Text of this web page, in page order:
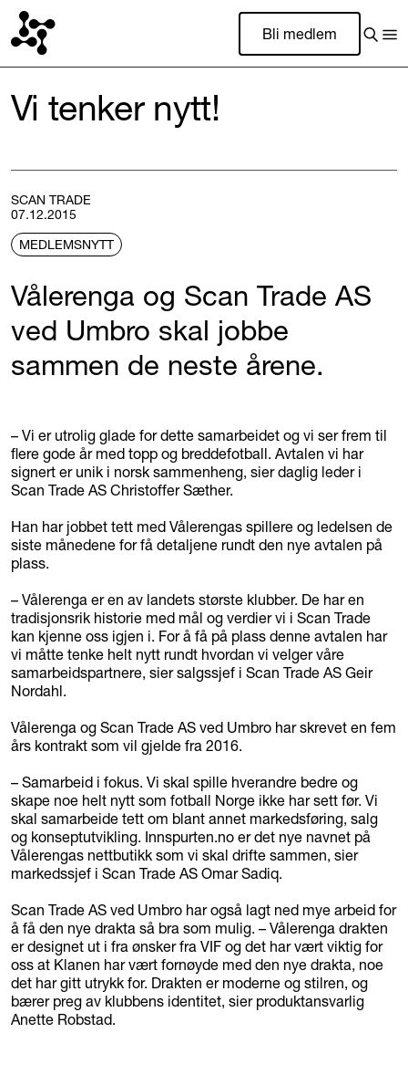
Bli medlem
Vi tenker nytt!
SCAN TRADE
07.12.2015
MEDLEMSNYTT
Vålerenga og Scan Trade AS
ved Umbro skal jobbe
sammen de neste årene.
– Vi er utrolig glade for dette samarbeidet og vi ser frem til
flere gode år med topp og breddefotball. Avtalen vi har
signert er unik i norsk sammenheng, sier daglig leder i
Scan Trade AS Christoffer Sæther.
Han har jobbet tett med Vålerengas spillere og ledelsen de
siste månedene for få detaljene rundt den nye avtalen på
plass.
– Vålerenga er en av landets største klubber. De har en
tradisjonsrik historie med mål og verdier vi i Scan Trade
kan kjenne oss igjen i. For å få på plass denne avtalen har
vi måtte tenke helt nytt rundt hvordan vi velger våre
samarbeidspartnere, sier salgssjef i Scan Trade AS Geir
Nordahl.
Vålerenga og Scan Trade AS ved Umbro har skrevet en fem
års kontrakt som vil gjelde fra 2016.
– Samarbeid i fokus. Vi skal spille hverandre bedre og
skape noe helt nytt som fotball Norge ikke har sett før. Vi
skal samarbeide tett om blant annet markedsføring, salg
og konseptutvikling. Innspurten.no er det nye navnet på
Vålerengas nettbutikk som vi skal drifte sammen, sier
markedssjef i Scan Trade AS Omar Sadiq.
Scan Trade AS ved Umbro har også lagt ned mye arbeid for
å få den nye drakta så bra som mulig. – Vålerenga drakten
er designet ut i fra ønsker fra VIF og det har vært viktig for
oss at Klanen har vært fornøyde med den nye drakta, noe
det har gitt utrykk for. Drakten er moderne og stilren, og
bærer preg av klubbens identitet, sier produktansvarlig
Anette Robstad.